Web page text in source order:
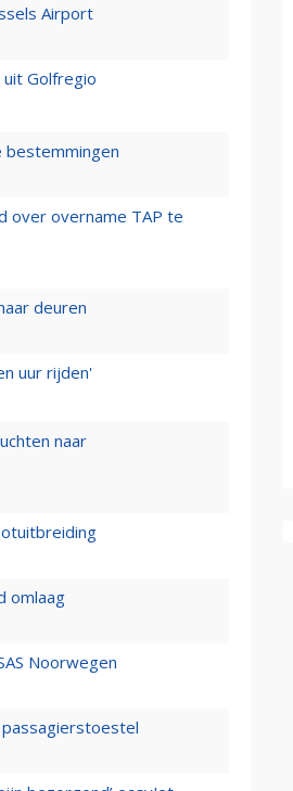
Airport
Golfregio
bestemmingen
over overname TAP te
deuren
uur rijden'
naar
omlaag
Noorwegen